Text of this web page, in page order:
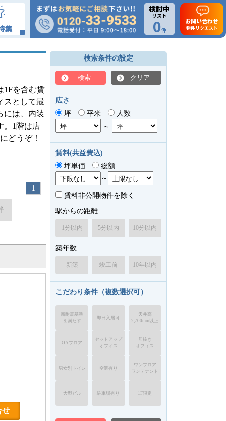
集
検討中
リスト
0件
お問い合わせ
物件リクエスト
1Fを含む賃
スとして最
には、内装
。1階は店
どうぞ！
1
せ
検索条件の設定
検索 クリア
広さ
坪
平米
人数
～
賃料(共益費込)
坪単価
総額
～
賃料非公開物件を除く
駅からの距離
1分以内 5分以内 10分以内
築年数
新築 竣工前 10年以内
こだわり条件（複数選択可）
新耐震基準
を満たす
即日入居可
天井高
2,700mm以上
OAフロア
セットアップ
オフィス
居抜き
オフィス
男女別トイレ 空調有り
ワンフロア
ワンテナント
大型ビル 駐車場有り 1F限定